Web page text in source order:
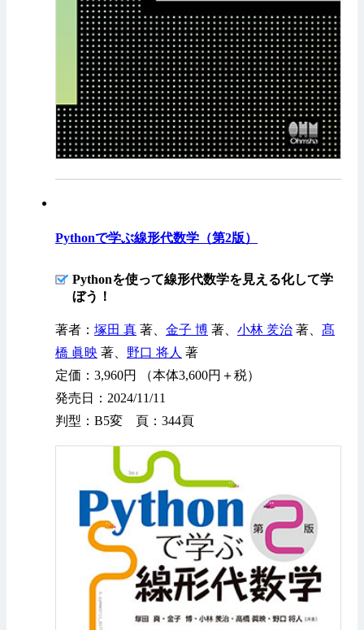
Pythonで学ぶ線形代数学（第2版）
Pythonを使って線形代数学を見える化して学
ぼう！
著者： 塚田 真 著、 金子 博 著、 小林 羑治 著、 髙
橋 眞映 著、 野口 将人 著
定価：3,960円 （本体3,600円＋税）
発売日：2024/11/11
判型：B5変 頁：344頁